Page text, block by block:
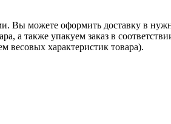
Вы можете оформить доставку в
также упакуем заказ в
весовых характеристик товара).